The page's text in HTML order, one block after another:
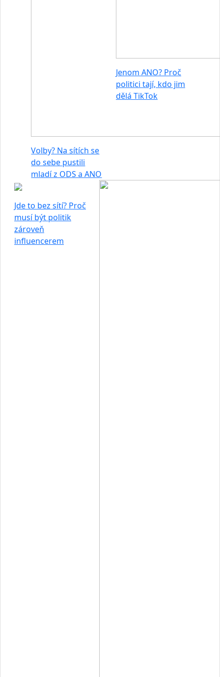
Volby? Na sítích se
do sebe pustili
mladí z ODS a ANO
Jenom ANO? Proč
politici tají, kdo jim
dělá TikTok
Jde to bez sítí? Proč
musí být politik
zároveň
influencerem